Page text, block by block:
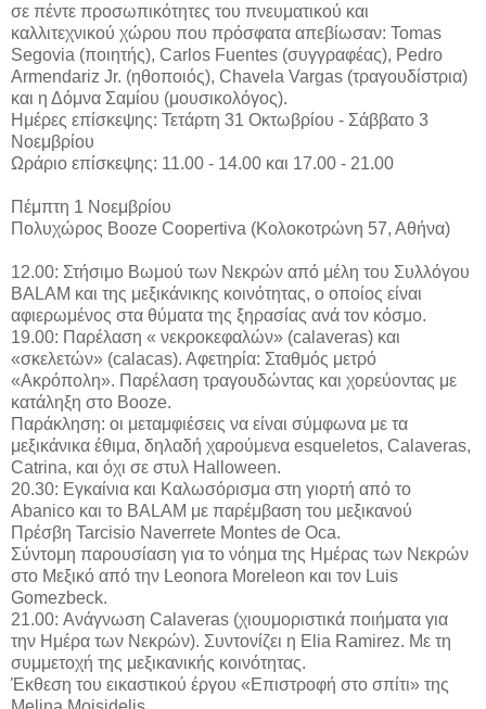
σε πέντε προσωπικότητες του πνευματικού και
καλλιτεχνικού χώρου που πρόσφατα απεβίωσαν: Tomas
Segovia (ποιητής), Carlos Fuentes (συγγραφέας), Pedro
Armendariz Jr. (ηθοποιός), Chavela Vargas (τραγουδίστρια)
και η Δόμνα Σαμίου (μουσικολόγος).
Ημέρες επίσκεψης: Τετάρτη 31 Οκτωβρίου - Σάββατο 3
Νοεμβρίου
Ωράριο επίσκεψης: 11.00 - 14.00 και 17.00 - 21.00
Πέμπτη 1 Νοεμβρίου
Πολυχώρος Booze Coopertiva (Κολοκοτρώνη 57, Αθήνα)
12.00: Στήσιμο Βωμού των Νεκρών από μέλη του Συλλόγου
BALAM και της μεξικάνικης κοινότητας, ο οποίος είναι
αφιερωμένος στα θύματα της ξηρασίας ανά τον κόσμο.
19.00: Παρέλαση « νεκροκεφαλών» (calaveras) και
«σκελετών» (calacas). Αφετηρία: Σταθμός μετρό
«Ακρόπολη». Παρέλαση τραγουδώντας και χορεύοντας με
κατάληξη στο Booze.
Παράκληση: οι μεταμφιέσεις να είναι σύμφωνα με τα
μεξικάνικα έθιμα, δηλαδή χαρούμενα esqueletos, Calaveras,
Catrina, και όχι σε στυλ Halloween.
20.30: Εγκαίνια και Καλωσόρισμα στη γιορτή από το
Abanico και το BALAM με παρέμβαση του μεξικανού
Πρέσβη Tarcisio Naverrete Montes de Oca.
Σύντομη παρουσίαση για το νόημα της Ημέρας των Νεκρών
στο Μεξικό από την Leonora Moreleon και τον Luis
Gomezbeck.
21.00: Ανάγνωση Calaveras (χιουμοριστικά ποιήματα για
την Ημέρα των Νεκρών). Συντονίζει η Elia Ramirez. Με τη
συμμετοχή της μεξικανικής κοινότητας.
Έκθεση του εικαστικού έργου «Επιστροφή στο σπίτι» της